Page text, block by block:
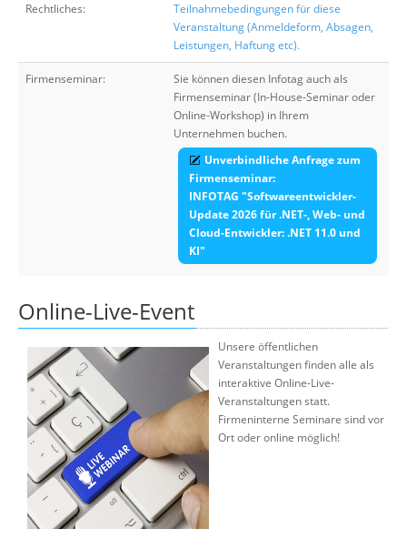
Rechtliches:
Teilnahmebedingungen für diese
Veranstaltung (Anmeldeform, Absagen,
Leistungen, Haftung etc).
Firmenseminar:
Sie können diesen Infotag auch als
Firmenseminar (In-House-Seminar oder
Online-Workshop) in Ihrem
Unternehmen buchen.
Unverbindliche Anfrage zum
Firmenseminar:
INFOTAG "Softwareentwickler-
Update 2026 für .NET-, Web- und
Cloud-Entwickler: .NET 11.0 und
KI"
Online-Live-Event
Unsere öffentlichen
Veranstaltungen finden alle als
interaktive Online-Live-
Veranstaltungen statt.
Firmeninterne Seminare sind vor
Ort oder online möglich!